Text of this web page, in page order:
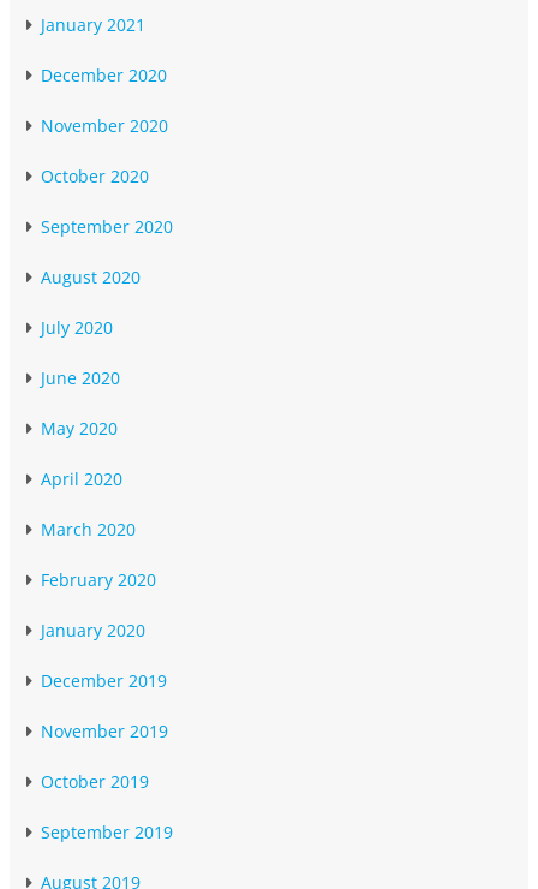
January 2021
December 2020
November 2020
October 2020
September 2020
August 2020
July 2020
June 2020
May 2020
April 2020
March 2020
February 2020
January 2020
December 2019
November 2019
October 2019
September 2019
August 2019